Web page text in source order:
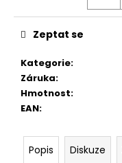
Kategorie:
Záruka:
Hmotnost:
EAN:
Zeptat se
Popis Diskuze